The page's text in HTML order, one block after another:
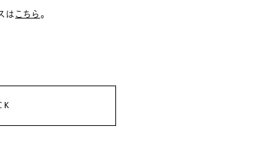
は こちら 。